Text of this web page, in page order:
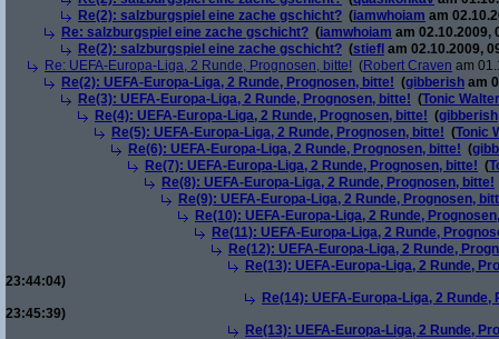
Re(2): salzburgspiel eine zache gschicht? (iamwhoiam am
Re: salzburgspiel eine zache gschicht? (iamwhoiam am 02.10.2009,
Re(2): salzburgspiel eine zache gschicht? (stiefl am 02.10.2009,
Re: UEFA-Europa-Liga, 2 Runde, Prognosen, bitte! (Robert Craven am
Re(2): UEFA-Europa-Liga, 2 Runde, Prognosen, bitte! (gibberish am
Re(3): UEFA-Europa-Liga, 2 Runde, Prognosen, bitte! (Tonic Walter
Re(4): UEFA-Europa-Liga, 2 Runde, Prognosen, bitte! (gibberish
Re(5): UEFA-Europa-Liga, 2 Runde, Prognosen, bitte! (Tonic
Re(6): UEFA-Europa-Liga, 2 Runde, Prognosen, bitte! (
Re(7): UEFA-Europa-Liga, 2 Runde, Prognosen, bitte! (
Re(8): UEFA-Europa-Liga, 2 Runde, Prognosen, bitte!
Re(9): UEFA-Europa-Liga, 2 Runde, Prognosen,
Re(10): UEFA-Europa-Liga, 2 Runde,
Re(11): UEFA-Europa-Liga, 2 Runde,
Re(12): UEFA-Europa-Liga, 2 Runde,
Re(13): UEFA-Europa-Liga, 2 Runde,
23:44:04)
Re(14): UEFA-Europa-Liga, 2
23:45:39)
Re(13): UEFA-Europa-Liga, 2 Runde,